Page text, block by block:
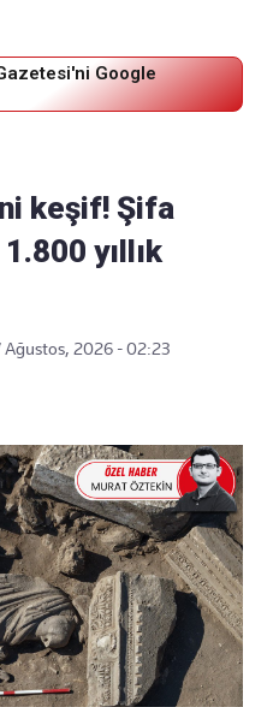
Google
keşif! Şifa
yıllık
Ağustos, 2026 - 02:23